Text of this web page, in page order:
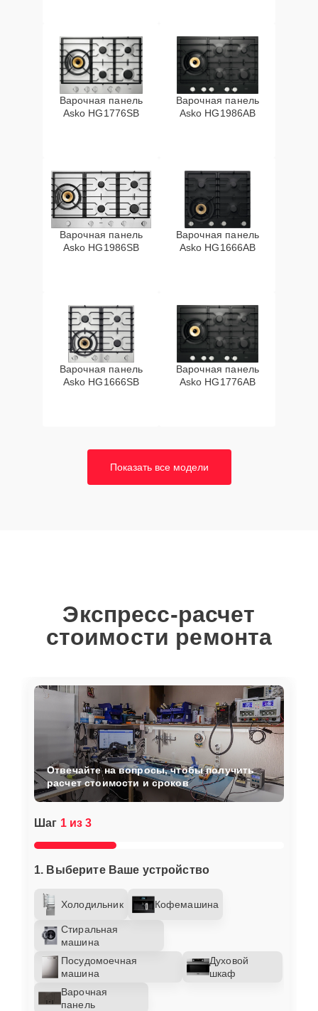
Варочная панель
Asko HG1776SB
Варочная панель
Asko HG1986AB
Варочная панель
Asko HG1986SB
Варочная панель
Asko HG1666AB
Варочная панель
Asko HG1666SB
Варочная панель
Asko HG1776AB
Показать все модели
Экспресс-расчет
стоимости ремонта
Шаг 1 из 3
1. Выберите Ваше устройство
Холодильник Кофемашина
Стиральная
машина
Посудомоечная
машина
Духовой
шкаф
Варочная
панель
Отвечайте на вопросы, чтобы получить
расчет стоимости и сроков